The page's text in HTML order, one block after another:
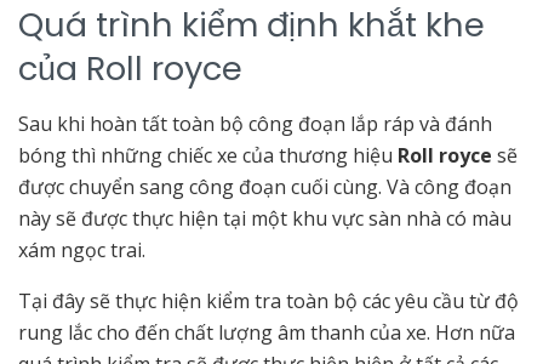
Quá trình kiểm định khắt khe
của Roll royce
Sau khi hoàn tất toàn bộ công đoạn lắp ráp và đánh
bóng thì những chiếc xe của thương hiệu Roll royce sẽ
được chuyển sang công đoạn cuối cùng. Và công đoạn
này sẽ được thực hiện tại một khu vực sàn nhà có màu
xám ngọc trai.
Tại đây sẽ thực hiện kiểm tra toàn bộ các yêu cầu từ độ
rung lắc cho đến chất lượng âm thanh của xe. Hơn nữa